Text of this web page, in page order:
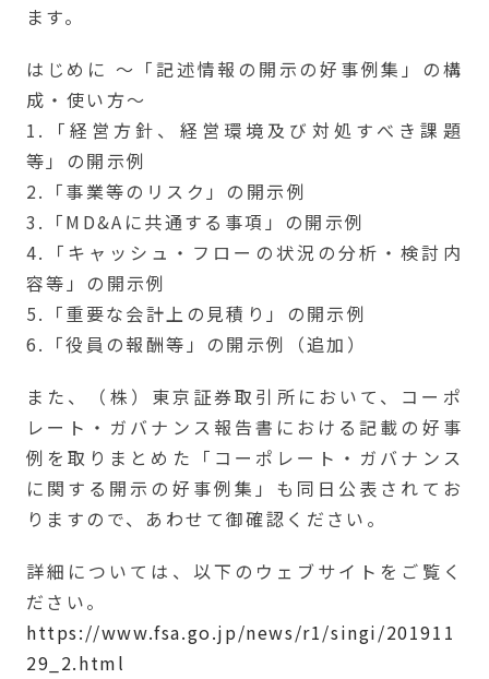
ます。
はじめに ～「記述情報の開示の好事例集」の構
成・使い方～
1.「経営方針、経営環境及び対処すべき課題
等」の開示例
2.「事業等のリスク」の開示例
3.「MD&Aに共通する事項」の開示例
4.「キャッシュ・フローの状況の分析・検討内
容等」の開示例
5.「重要な会計上の見積り」の開示例
6.「役員の報酬等」の開示例（追加）
また、（株）東京証券取引所において、コーポ
レート・ガバナンス報告書における記載の好事
例を取りまとめた「コーポレート・ガバナンス
に関する開示の好事例集」も同日公表されてお
りますので、あわせて御確認ください。
詳細については、以下のウェブサイトをご覧く
ださい。
https://www.fsa.go.jp/news/r1/singi/201911
29_2.html